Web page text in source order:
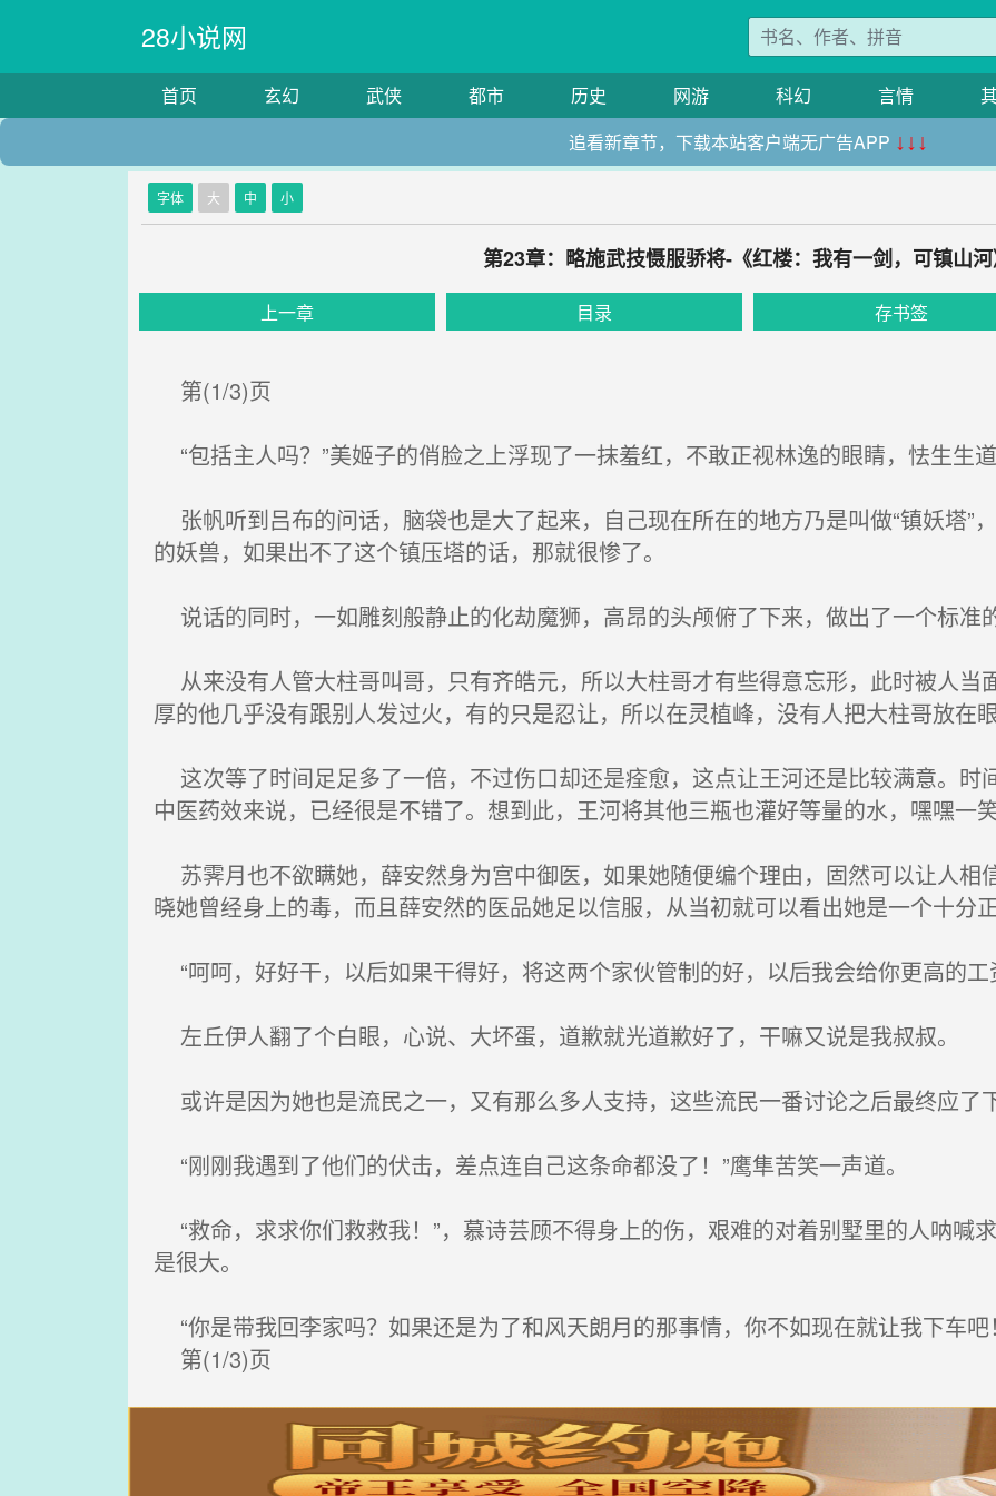
28小说网
首页 玄幻 武侠 都市 历史 网游 科幻 言情
追看新章节，下载本站客户端无广告APP ↓↓↓
字体 大 中 小
第23章：略施武技慑服骄将-《红楼：我有一剑，可镇山河
上一章 目录 存书签
第(1/3)页
“包括主人吗？”美姬子的俏脸之上浮现了一抹羞红，不敢正视林逸的眼睛，怯生生道
张帆听到吕布的问话，脑袋也是大了起来，自己现在所在的地方乃是叫做“镇妖塔”
的妖兽，如果出不了这个镇压塔的话，那就很惨了。
说话的同时，一如雕刻般静止的化劫魔狮，高昂的头颅俯了下来，做出了一个标准
从来没有人管大柱哥叫哥，只有齐皓元，所以大柱哥才有些得意忘形，此时被人当
厚的他几乎没有跟别人发过火，有的只是忍让，所以在灵植峰，没有人把大柱哥放在眼
这次等了时间足足多了一倍，不过伤口却还是痊愈，这点让王河还是比较满意。时
中医药效来说，已经很是不错了。想到此，王河将其他三瓶也灌好等量的水，嘿嘿一笑
苏霁月也不欲瞒她，薛安然身为宫中御医，如果她随便编个理由，固然可以让人相
晓她曾经身上的毒，而且薛安然的医品她足以信服，从当初就可以看出她是一个十分正
“呵呵，好好干，以后如果干得好，将这两个家伙管制的好，以后我会给你更高的工
左丘伊人翻了个白眼，心说、大坏蛋，道歉就光道歉好了，干嘛又说是我叔叔。
或许是因为她也是流民之一，又有那么多人支持，这些流民一番讨论之后最终应了下
“刚刚我遇到了他们的伏击，差点连自己这条命都没了！”鹰隼苦笑一声道。
“救命，求求你们救救我！”，慕诗芸顾不得身上的伤，艰难的对着别墅里的人呐喊
是很大。
“你是带我回李家吗？如果还是为了和风天朗月的那事情，你不如现在就让我下车吧
第(1/3)页